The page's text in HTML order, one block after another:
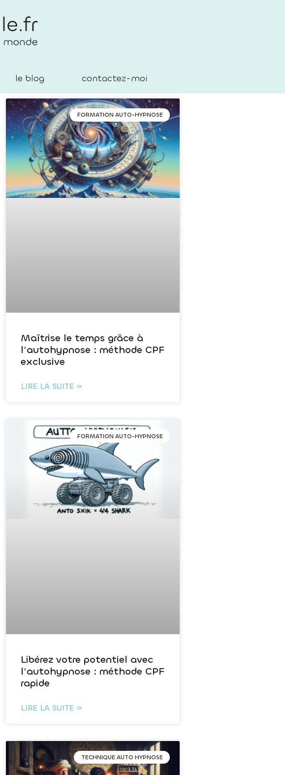
le blog contactez-moi
FORMATION AUTO-HYPNOSE
Maîtrise le temps grâce à
l’autohypnose : méthode CPF
exclusive
LIRE LA SUITE »
FORMATION AUTO-HYPNOSE
Libérez votre potentiel avec
l’autohypnose : méthode CPF
rapide
LIRE LA SUITE »
TECHNIQUE AUTO HYPNOSE